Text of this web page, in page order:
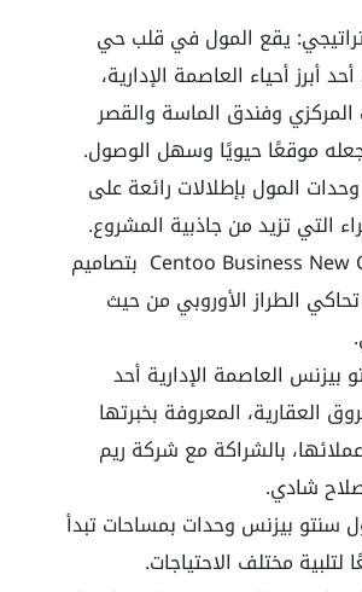
يقع المول في قلب حي
أبرز أحياء العاصمة الإدارية،
المركزي وفندق الماسة والقصر
موقعًا حيويًا وسهل الوصول.
المول بإطلالات رائعة على
التي تزيد من جاذبية المشروع.
يتميز Centoo Business New Capital بتصاميم
الطراز الأوروبي من حيث
العاصمة الإدارية أحد
العقارية، المعروفة بخبرتها
بالشراكة مع شركة ريم
صلاح شادي.
سنتو بيزنس وحدات بمساحات تبدأ